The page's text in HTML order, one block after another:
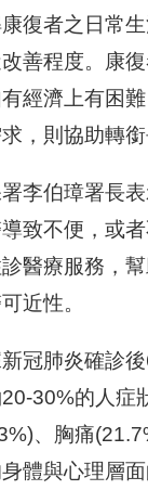
復者之日常
善程度。康
經濟上有困
，則協助轉銜
李伯璋署長
致不便，或
醫療服務，
近性。
冠肺炎確診
30%的人症
、胸痛
體與心理層